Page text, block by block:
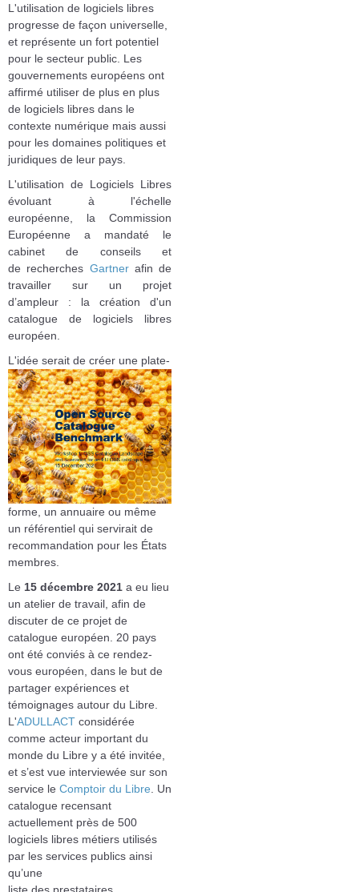
L'utilisation de logiciels libres
progresse de façon universelle,
et représente un fort potentiel
pour le secteur public. Les
gouvernements européens ont
affirmé utiliser de plus en plus
de logiciels libres dans le
contexte numérique mais aussi
pour les domaines politiques et
juridiques de leur pays.
L'utilisation de Logiciels Libres
évoluant à l'échelle
européenne, la Commission
Européenne a mandaté le
cabinet de conseils et
de recherches Gartnerafin de
travailler sur un projet
d’ampleur : la création d'un
catalogue de logiciels libres
européen.
L'idée serait de créer une plate-
forme, un annuaire ou même
un référentiel qui servirait de
recommandation pour les États
membres.
Le 15 décembre 2021 a eu lieu
un atelier de travail, afin de
discuter de ce projet de
catalogue européen. 20 pays
ont été conviés à ce rendez-
vous européen, dans le but de
partager expériences et
témoignages autour du Libre.
L'ADULLACT considérée
comme acteur important du
monde du Libre y a été invitée,
et s’est vue interviewée sur son
service le Comptoir du Libre . Un
catalogue recensant
actuellement près de 500
logiciels libres métiers utilisés
par les services publics ainsi
qu’une
liste des prestataires